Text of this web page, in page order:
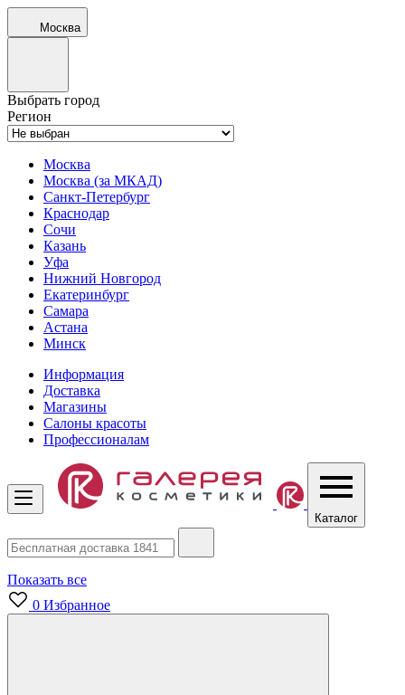
Москва
Выбрать город
Регион
Москва
Москва (за МКАД)
Санкт-Петербург
Краснодар
Сочи
Казань
Уфа
Нижний Новгород
Екатеринбург
Самара
Астана
Минск
Информация
Доставка
Магазины
Салоны красоты
Профессионалам
Каталог
Показать все
0 Избранное